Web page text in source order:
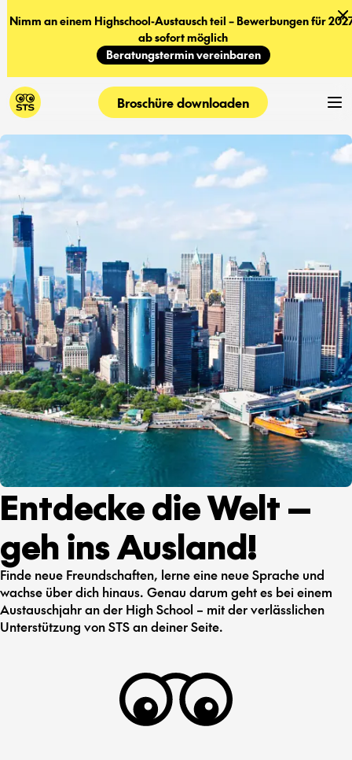
Nimm an einem Highschool-Austausch teil – Bewerbungen für
ab sofort möglich
Beratungstermin vereinbaren
Broschüre downloaden
Entdecke die Welt —
geh ins Ausland!
Finde neue Freundschaften, lerne eine neue Sprache und
wachse über dich hinaus. Genau darum geht es bei einem
Austauschjahr an der High School – mit der verlässlichen
Unterstützung von STS an deiner Seite.